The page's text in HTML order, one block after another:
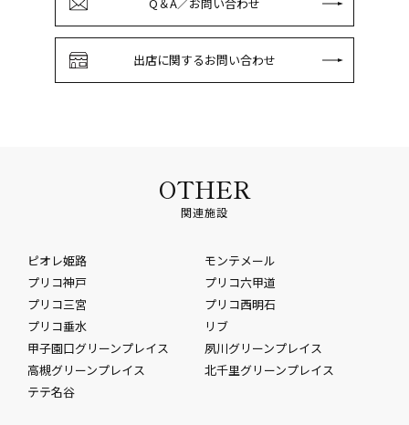
出店に関するお問い合わせ
OTHER
関連施設
ピオレ姫路
モンテメール
プリコ神戸
プリコ六甲道
プリコ三宮
プリコ西明石
プリコ垂水
リブ
甲子園口グリーンプレイス
夙川グリーンプレイス
高槻グリーンプレイス
北千里グリーンプレイス
テテ名谷